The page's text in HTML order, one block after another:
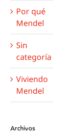
Por qué
Mendel
Sin
categoría
Viviendo
Mendel
Archivos